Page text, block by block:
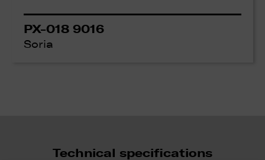
PX-018 9016
Soria
Technical specifications